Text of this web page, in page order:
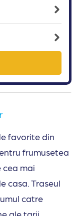
favorite din
frumusetea
cea mai
casa. Traseul
catre
ale tarii